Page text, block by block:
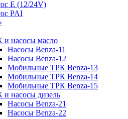
E (12/24V)
PAI
и насосы масло
Насосы Benza-11
Насосы Benza-12
Мобильные ТРК Benza-13
Мобильные ТРК Benza-14
Мобильные ТРК Benza-15
и насосы дизель
Насосы Benza-21
Насосы Benza-22